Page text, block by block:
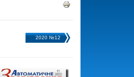
2020 №12